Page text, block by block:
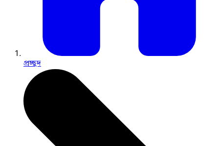
প্রচ্ছদ